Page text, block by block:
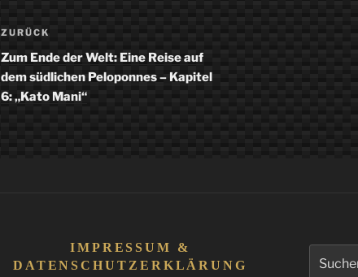
Beitragsnavigation
Vorheriger
Beitrag
ZURÜCK
Zum Ende der Welt: Eine Reise auf
dem südlichen Peloponnes – Kapitel
6: „Kato Mani“
IMPRESSUM &
DATENSCHUTZERKLÄRUNG
nach: